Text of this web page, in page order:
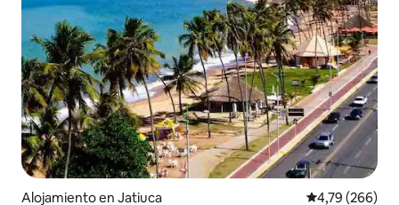
Alojamiento en Jatiuca Calificación
4,79 (266)